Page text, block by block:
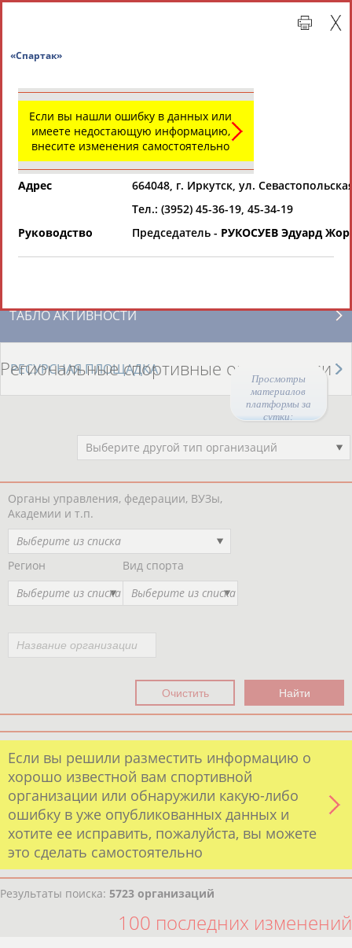
Просмотры
материалов
платформы за
сутки:
Региональные спортивные организации
СВОДНЫЕ ИНДЕКСЫ
ТАБЛО АКТИВНОСТИ
РЕСУРСНАЯ ПЛОЩАДКА
Региональные спортивные организации
Выберите другой тип организаций
Органы управления, федерации, ВУЗы,
Академии и т.п.
Выберите из списка
Регион
Выберите из списка
Вид спорта
Выберите из списка
Если вы решили разместить информацию о
хорошо известной вам спортивной
организации или обнаружили какую-либо
ошибку в уже опубликованных данных и
хотите ее исправить, пожалуйста, вы можете
это сделать самостоятельно
Результаты поиска: 5723 организаций
100 последних изменений
Если вы нашли ошибку в данных или
имеете недостающую информацию,
внесите изменения самостоятельно
Адрес
664048, г. Иркутск, ул.
Тел.: (3952) 45-36-19, 45-34-19
Руководство
Председатель - РУКОСУЕВ Эдуард